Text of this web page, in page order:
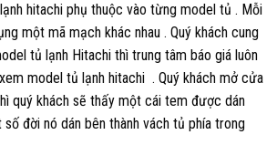
hitachi phụ thuộc vào từng model tủ . Mỗi
một mã mạch khác nhau . Quý khách cung
tủ lạnh Hitachi thì trung tâm báo giá luôn
model tủ lạnh hitachi . Quý khách mở cửa
quý khách sẽ thấy một cái tem được dán
đời nó dán bên thành vách tủ phía trong